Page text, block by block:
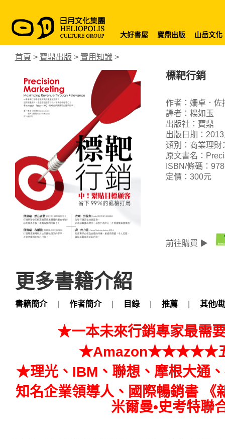
大好書屋 寶鼎出版 山岳文化
首頁 > 寶鼎出版 > 實用知識>
標靶行銷
作者：姍卓．佐
譯者：楊如玉
出版社：寶鼎
出版日期：
類別：商業理財
原文書名：
ISBN/條碼：
定價：300元
前往購買 ▶
更多書籍介紹
書籍簡介 作者簡介 目錄 推薦 其他/
★一本未來行銷專家最需
★Amazon★★★★★五
★理光、IBM 、聯想、摩根大通
知名企業領導人、國際暢銷書
米爾曼•史考特聯